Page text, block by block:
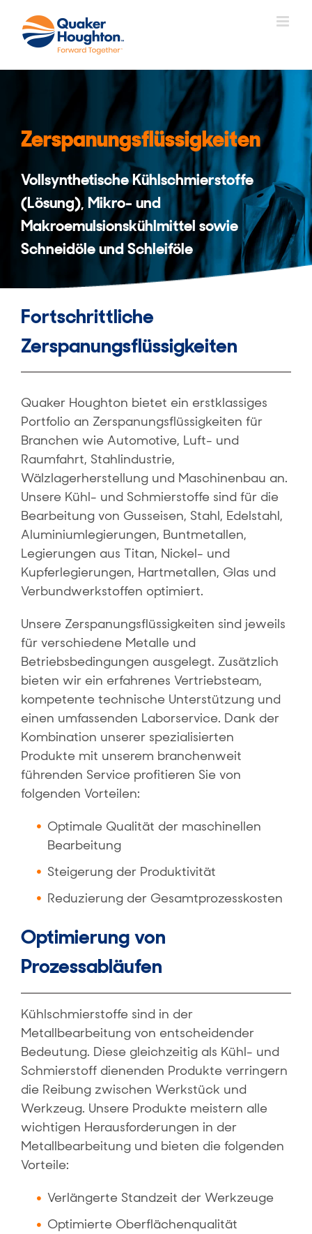
Inhalt
springen
Zerspanungsflüssigkeiten
Vollsynthetische Kühlschmierstoffe
(Lösung), Mikro- und
Makroemulsionskühlmittel sowie
Schneidöle und Schleiföle
Fortschrittliche
Zerspanungsflüssigkeiten
Quaker Houghton bietet ein erstklassiges
Portfolio an Zerspanungsflüssigkeiten für
Branchen wie Automotive, Luft- und
Raumfahrt, Stahlindustrie,
Wälzlagerherstellung und Maschinenbau an.
Unsere Kühl- und Schmierstoffe sind für die
Bearbeitung von Gusseisen, Stahl, Edelstahl,
Aluminiumlegierungen, Buntmetallen,
Legierungen aus Titan, Nickel- und
Kupferlegierungen, Hartmetallen, Glas und
Verbundwerkstoffen optimiert.
Unsere Zerspanungsflüssigkeiten sind jeweils
für verschiedene Metalle und
Betriebsbedingungen ausgelegt. Zusätzlich
bieten wir ein erfahrenes Vertriebsteam,
kompetente technische Unterstützung und
einen umfassenden Laborservice. Dank der
Kombination unserer spezialisierten
Produkte mit unserem branchenweit
führenden Service profitieren Sie von
folgenden Vorteilen:
Optimale Qualität der maschinellen
Bearbeitung
Steigerung der Produktivität
Reduzierung der Gesamtprozesskosten
Optimierung von
Prozessabläufen
Kühlschmierstoffe sind in der
Metallbearbeitung von entscheidender
Bedeutung. Diese gleichzeitig als Kühl- und
Schmierstoff dienenden Produkte verringern
die Reibung zwischen Werkstück und
Werkzeug. Unsere Produkte meistern alle
wichtigen Herausforderungen in der
Metallbearbeitung und bieten die folgenden
Vorteile:
Verlängerte Standzeit der Werkzeuge
Optimierte Oberflächenqualität